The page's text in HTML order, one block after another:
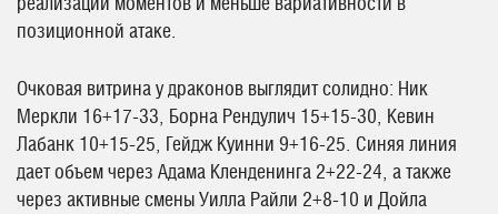
реализации моментов и меньше вариативности в
позиционной атаке.
Очковая витрина у драконов выглядит солидно: Ник
Меркли 16+17-33, Борна Рендулич 15+15-30, Кевин
Лабанк 10+15-25, Гейдж Куинни 9+16-25. Синяя линия
дает объем через Адама Кленденинга 2+22-24, а также
через активные смены Уилла Райли 2+8-10 и Дойла